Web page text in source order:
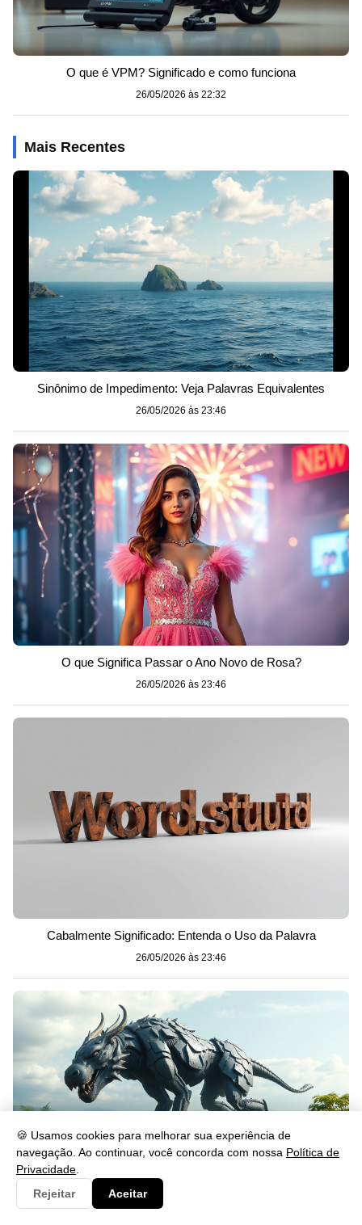
🍪 Usamos cookies para melhorar sua experiência de
navegação. Ao continuar, você concorda com nossa Política de
Privacidade
Rejeitar
Aceitar
O que é VPM? Significado e como funciona
26/05/2026 às 22:32
Mais Recentes
Sinônimo de Impedimento: Veja Palavras Equivalentes
26/05/2026 às 23:46
O que Significa Passar o Ano Novo de Rosa?
26/05/2026 às 23:46
Cabalmente Significado: Entenda o Uso da Palavra
26/05/2026 às 23:46
Gerou: Significado, Uso e Exemplos na Língua Portuguesa